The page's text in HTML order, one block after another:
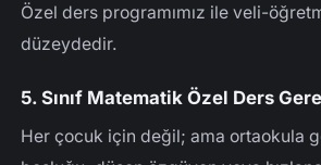
Özel ders programımız ile veli-
düzeydedir.
5. Sınıf Matematik Özel Ders
Her çocuk için değil; ama ortaokula